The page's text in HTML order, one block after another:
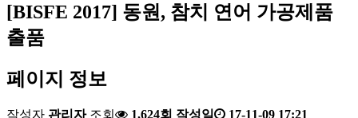
[BISFE 2017] 동원, 참치 연어 가공제품
출품
페이지 정보
작성자 관리자 조회 1,624회 작성일 17-11-09 17:21